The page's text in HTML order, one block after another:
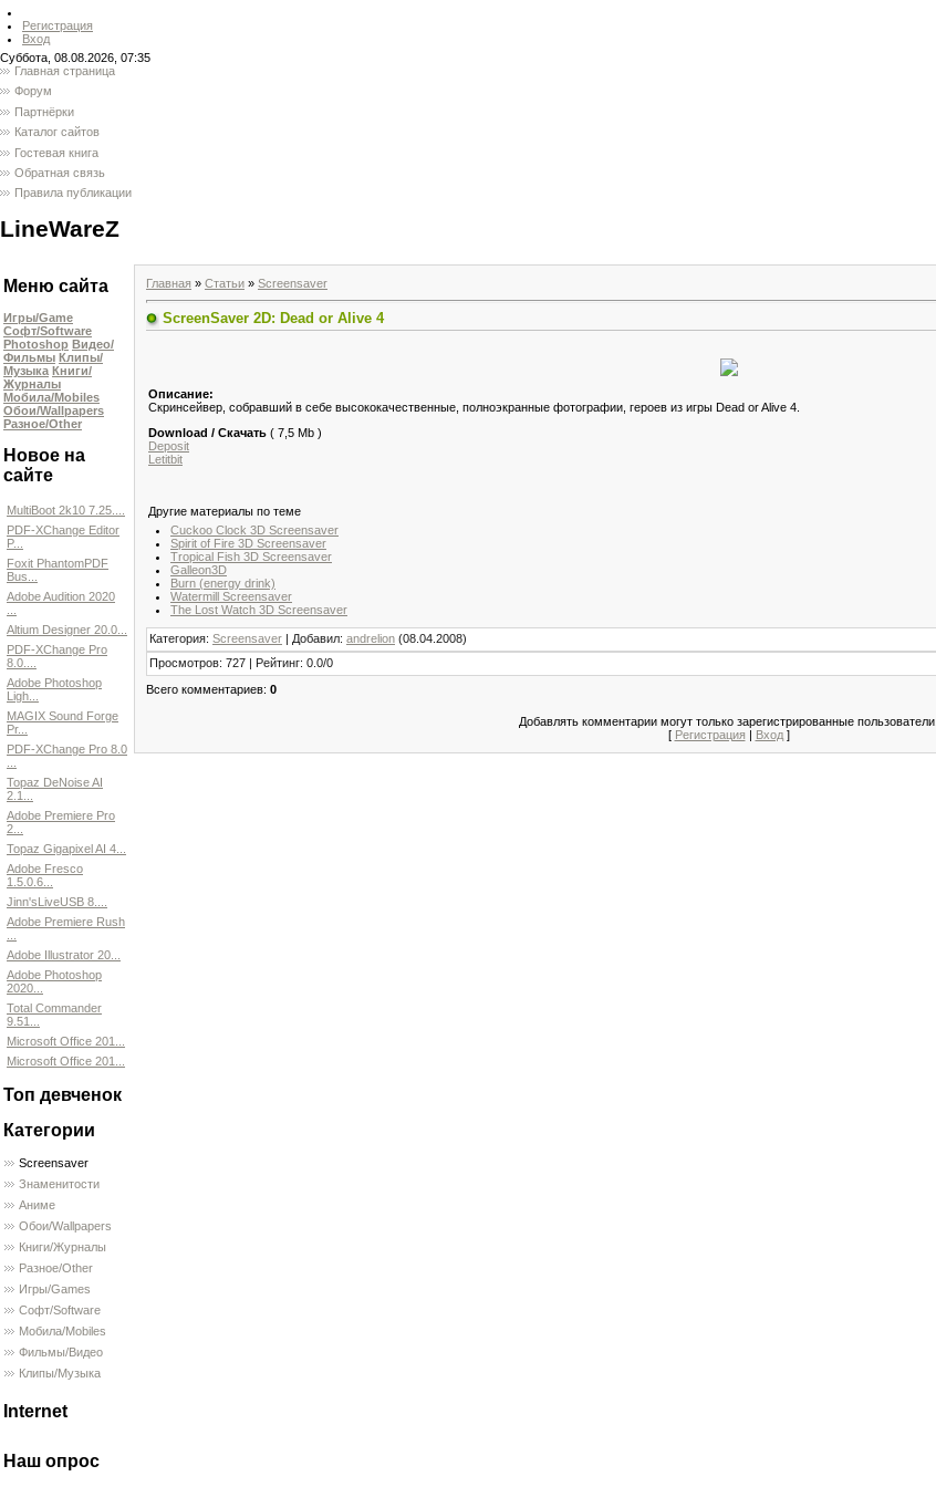
Регистрация
Вход
Суббота, 08.08.2026, 07:35
Главная страница
Форум
Партнёрки
Каталог сайтов
Гостевая книга
Обратная связь
Правила публикации
LineWareZ
Меню сайта
Игры/Game
Софт/Software
Photoshop Видео/
Фильмы Клипы/
Музыка Книги/
Журналы
Мобила/Mobiles
Обои/Wallpapers
Разное/Other
Новое на
сайте
MultiBoot 2k10 7.25....
PDF-XChange Editor
P...
Foxit PhantomPDF
Bus...
Adobe Audition 2020
Altium Designer 20.0...
PDF-XChange Pro
8.0....
Adobe Photoshop
Ligh...
MAGIX Sound Forge
Pr...
PDF-XChange Pro 8.0
Topaz DeNoise AI
2.1...
Adobe Premiere Pro
2...
Topaz Gigapixel AI 4...
Adobe Fresco
1.5.0.6...
Jinn'sLiveUSB 8....
Adobe Premiere Rush
Adobe Illustrator 20...
Adobe Photoshop
2020...
Total Commander
9.51...
Microsoft Office 201...
Microsoft Office 201...
Топ девченок
Категории
Screensaver
Знаменитости
Аниме
Обои/Wallpapers
Книги/Журналы
Разное/Other
Игры/Games
Софт/Software
Мобила/Mobiles
Фильмы/Видео
Клипы/Музыка
Internet
Наш опрос
Главная » Статьи » Screensaver
ScreenSaver 2D: Dead or Alive 4
Описание:
Скринсейвер, собравший в себе высококачественные, полноэкранные фотографии, героев из игры Dead or Alive 4.
Download / Скачать ( 7,5 Mb )
Deposit
Letitbit
Другие материалы по теме
Cuckoo Clock 3D Screensaver
Spirit of Fire 3D Screensaver
Tropical Fish 3D Screensaver
Galleon3D
Burn (energy drink)
Watermill Screensaver
The Lost Watch 3D Screensaver
Категория: Screensaver | Добавил: andrelion (08.04.2008)
Просмотров: 727 | Рейтинг: 0.0/0
Всего комментариев: 0
Добавлять комментарии могут только зарегистрированные пользователи.
[ Регистрация | Вход]